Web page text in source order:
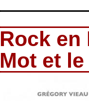
Rock en
Mot et